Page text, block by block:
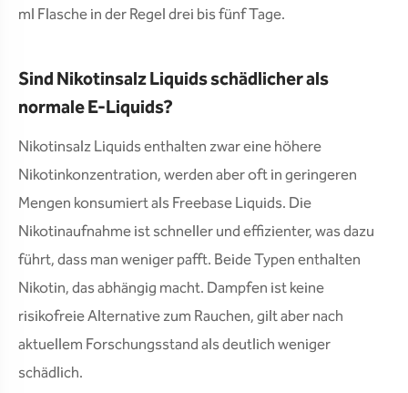
ml Flasche in der Regel drei bis fünf Tage.
Sind Nikotinsalz Liquids schädlicher als
normale E-Liquids?
Nikotinsalz Liquids enthalten zwar eine höhere
Nikotinkonzentration, werden aber oft in geringeren
Mengen konsumiert als Freebase Liquids. Die
Nikotinaufnahme ist schneller und effizienter, was dazu
führt, dass man weniger pafft. Beide Typen enthalten
Nikotin, das abhängig macht. Dampfen ist keine
risikofreie Alternative zum Rauchen, gilt aber nach
aktuellem Forschungsstand als deutlich weniger
schädlich.